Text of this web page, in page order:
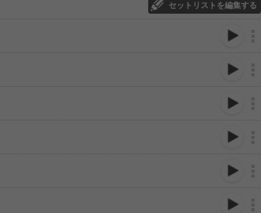
セットリストを編集する